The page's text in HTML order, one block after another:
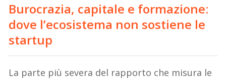
Burocrazia, capitale e formazione:
dove l’ecosistema non sostiene le
startup
La parte più severa del rapporto che misura le